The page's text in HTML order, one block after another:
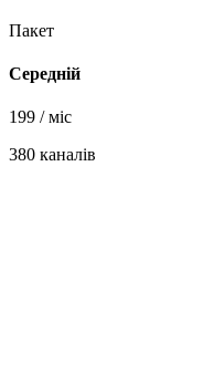
Пакет
Середній
199 / міс
380 каналів